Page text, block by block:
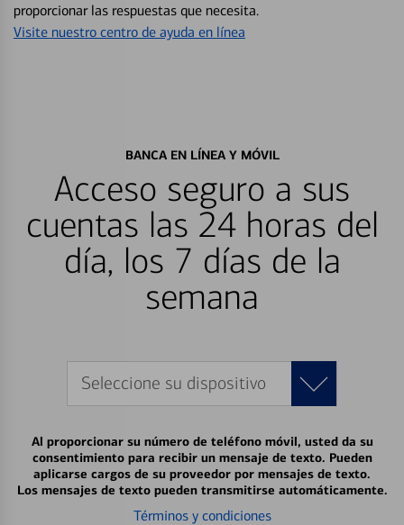
proporcionar las respuestas que necesita.
Visite nuestro centro de ayuda en línea
BANCA EN LÍNEA Y MÓVIL
Acceso seguro a sus
cuentas las 24 horas del
día, los 7 días de la
semana
Seleccione su dispositivo
Al proporcionar su número de teléfono móvil, usted da su
consentimiento para recibir un mensaje de texto. Pueden
aplicarse cargos de su proveedor por mensajes de texto.
Los mensajes de texto pueden transmitirse automáticamente.
Términos y condiciones